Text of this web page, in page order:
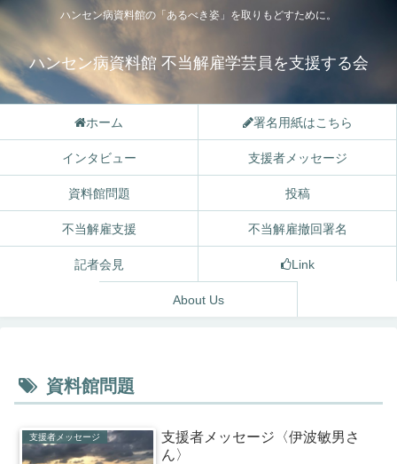
ハンセン病資料館の「あるべき姿」を取りもどすために。
ハンセン病資料館 不当解雇学芸員を支援する会
ホーム 署名用紙はこちら
インタビュー 支援者メッセージ
資料館問題 投稿
不当解雇支援 不当解雇撤回署名
記者会見 Link
About Us
資料館問題
支援者メッセージ
支援者メッセージ〈伊波敏男さ
ん〉